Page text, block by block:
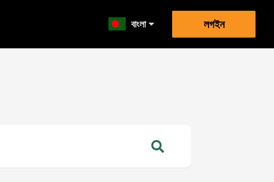
বাংলা লগইন